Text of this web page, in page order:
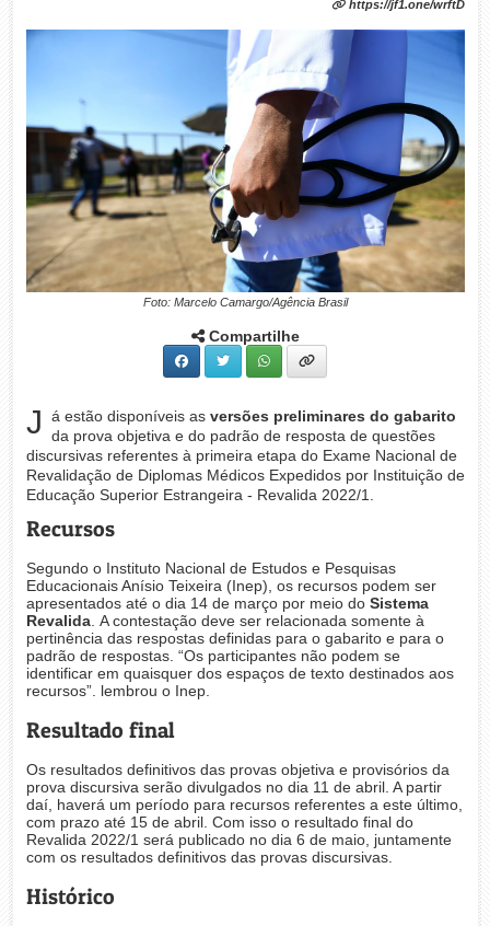
https://jf1.one/wrftD
Foto: Marcelo Camargo/Agência Brasil
Compartilhe
J á estão disponíveis as versões preliminares do gabarito
da prova objetiva e do padrão de resposta de questões
discursivas referentes à primeira etapa do Exame Nacional de
Revalidação de Diplomas Médicos Expedidos por Instituição de
Educação Superior Estrangeira - Revalida 2022/1.
Recursos
Segundo o Instituto Nacional de Estudos e Pesquisas
Educacionais Anísio Teixeira (Inep), os recursos podem ser
apresentados até o dia 14 de março por meio do Sistema
Revalida. A contestação deve ser relacionada somente à
pertinência das respostas definidas para o gabarito e para o
padrão de respostas. “Os participantes não podem se
identificar em quaisquer dos espaços de texto destinados aos
recursos”. lembrou o Inep.
Resultado final
Os resultados definitivos das provas objetiva e provisórios da
prova discursiva serão divulgados no dia 11 de abril. A partir
daí, haverá um período para recursos referentes a este último,
com prazo até 15 de abril. Com isso o resultado final do
Revalida 2022/1 será publicado no dia 6 de maio, juntamente
com os resultados definitivos das provas discursivas.
Histórico